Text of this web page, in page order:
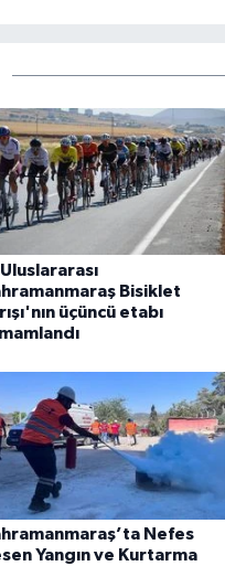
Bisiklet
üçüncü etabı
Nefes
Yangın ve Kurtarma